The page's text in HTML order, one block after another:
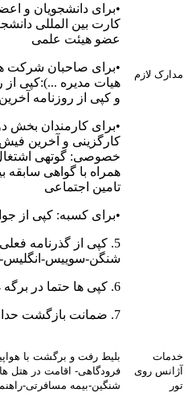
مدارک لازم
•برای دانشجویان و
کارت بین المللی
عضو هیئت علمی
•برای صاحبان
هیات مدیره ...):کپی
و کپی از روزنامه
•برای کارمندان بخش
کارگزینی و آخرین
خصوصی: گوتهی اشتغال
تامین اجتماعی
•برای کسبه: کپی از
5. کپی از گذرنامه
شنگن-سوییس-انگلیس-
6. کپی ها حتما در برگه A4
7. ضمانت بازگشت حداقل 30.000.000 تومان
خدمات
آژانس روی
تور
بلیط رفت و برگشت با
شنگین-بیمه مسافرتی-